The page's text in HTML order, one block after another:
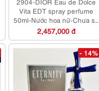
Vita EDT spray perfume
50ml-Nước hoa nữ-Chưa sử
dụng
2,457,000 đ
- 14%